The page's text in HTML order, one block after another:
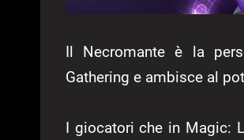
Il Necromante è la
Gathering e ambisce al
I giocatori che in Magic: